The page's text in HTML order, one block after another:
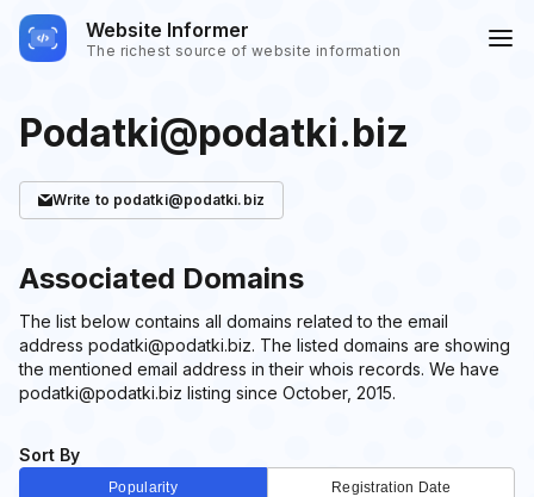
Website Informer
The richest source of website information
Podatki@podatki.biz
Write to podatki@podatki.biz
Sort By
Popularity Registration Date
Associated Domains
The list below contains all domains related to the email
address podatki@podatki.biz. The listed domains are showing
the mentioned email address in their whois records. We have
podatki@podatki.biz listing since October, 2015.